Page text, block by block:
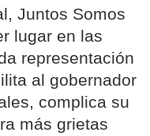
Juntos Somos
lugar en las
representación
al gobernador
complica su
más grietas